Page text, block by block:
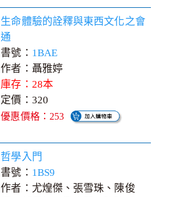
生命體驗的詮釋與東西文化之會
通
書號： 1BAE
作者：聶雅婷
庫存：28本
定價：320
優惠價格：253
哲學入門
書號： 1BS9
作者：尤煌傑、張雪珠、陳俊